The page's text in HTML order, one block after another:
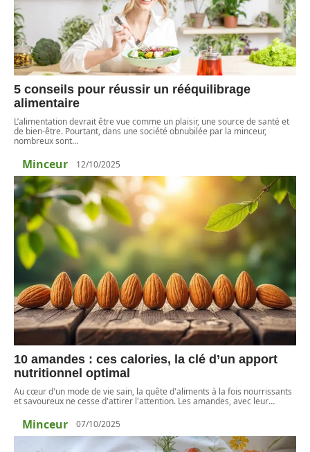
5 conseils pour réussir un rééquilibrage
alimentaire
L’alimentation devrait être vue comme un plaisir, une source de santé et
de bien-être. Pourtant, dans une société obnubilée par la minceur,
nombreux sont…
Minceur 12/10/2025
10 amandes : ces calories, la clé d’un apport
nutritionnel optimal
Au cœur d'un mode de vie sain, la quête d'aliments à la fois nourrissants
et savoureux ne cesse d'attirer l'attention. Les amandes, avec leur…
Minceur 07/10/2025